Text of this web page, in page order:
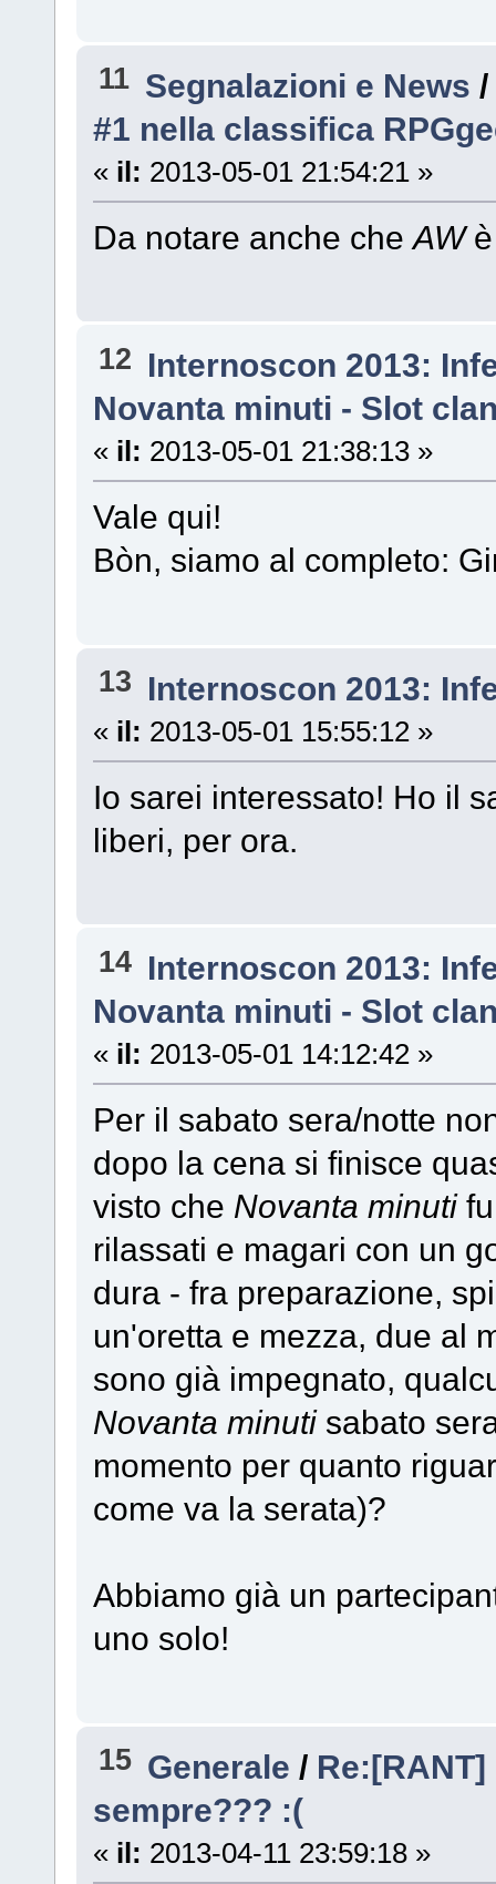
11 Segnalazioni e News
#1 nella classifica
« il: 2013-05-01 21:54:21 »
Da notare anche cheAWè
12 Internoscon 2013:
Novanta minuti - Slot
« il: 2013-05-01 21:38:13 »
Vale qui!
Bòn, siamo al completo:
13 Internoscon 2013:
« il: 2013-05-01 15:55:12 »
Io sarei interessato! Ho il
liberi, per ora.
14 Internoscon 2013:
Novanta minuti - Slot
« il: 2013-05-01 14:12:42 »
Per il sabato sera/notte
dopo la cena si finisce
visto che Novanta minuti
rilassati e magari con un
dura - fra preparazione,
un'oretta e mezza, due al
sono già impegnato,
Novanta minutisabato
momento per quanto
come va la serata)?
Abbiamo già un
uno solo!
15 Generale /
sempre??? :(
« il: 2013-04-11 23:59:18 »